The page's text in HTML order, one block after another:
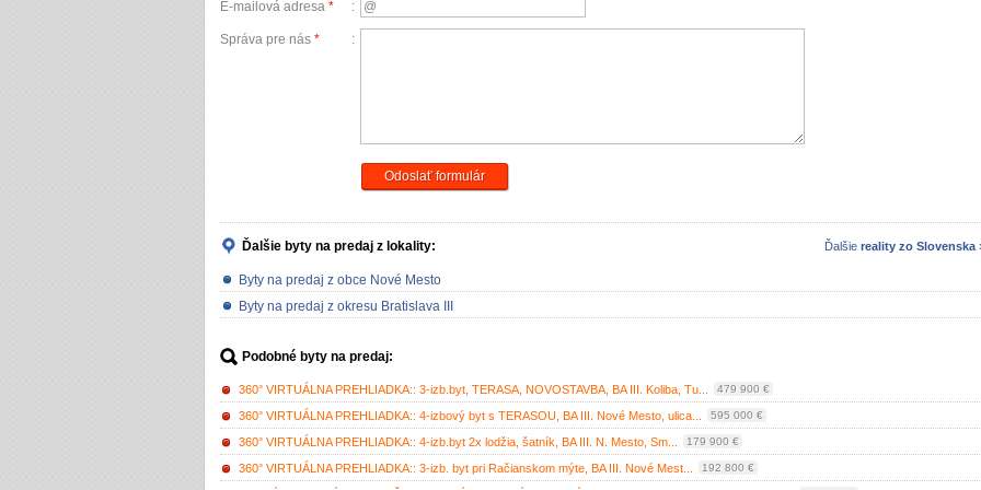
E-mailová adresa * :
Správa pre nás * :
Odoslať formulár
Ďalšie byty na predaj z lokality: Ďalšie reality zo Slovenska
Byty na predaj z obce Nové Mesto
Byty na predaj z okresu Bratislava III
Podobné byty na predaj:
360° VIRTUÁLNA PREHLIADKA:: 3-izb.byt, TERASA, NOVOSTAVBA, BA III. Koliba, Tu... 479 900 €
360° VIRTUÁLNA PREHLIADKA:: 4-izbový byt s TERASOU, BA III. Nové Mesto, ulica... 595 000 €
360° VIRTUÁLNA PREHLIADKA:: 4-izb.byt 2x lodžia, šatník, BA III. N. Mesto, Sm... 179 900 €
360° VIRTUÁLNA PREHLIADKA:: 3-izb. byt pri Račianskom mýte, BA III. Nové Mest... 192 800 €